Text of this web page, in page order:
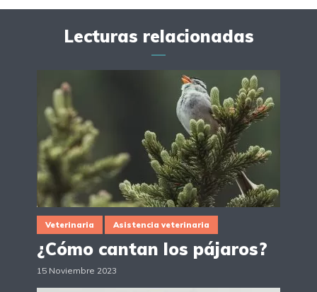
Lecturas relacionadas
Veterinaria Asistencia veterinaria
¿Cómo cantan los pájaros?
15 Noviembre 2023